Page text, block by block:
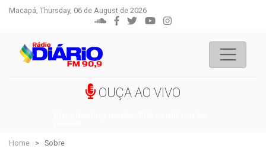
Macapá, Thursday, 06 de August de 2026
OUÇA AO VIVO
Home Sobre